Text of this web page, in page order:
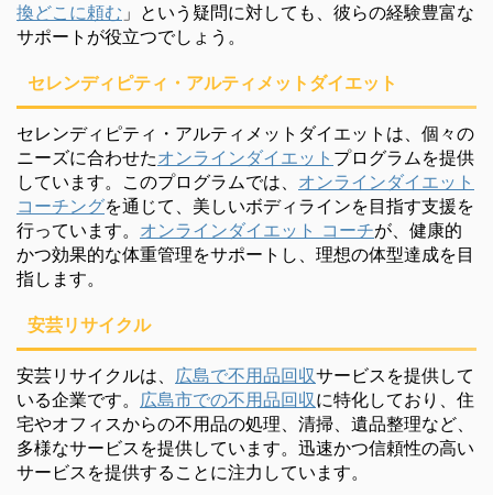
換どこに頼む 」という疑問に対しても、彼らの経験豊富な
サポートが役立つでしょう。
セレンディピティ・アルティメットダイエット
セレンディピティ・アルティメットダイエットは、個々の
ニーズに合わせたオンラインダイエット プログラムを提供
しています。このプログラムでは、 オンラインダイエット
コーチングを通じて、美しいボディラインを目指す支援を
行っています。 オンラインダイエット コーチが、健康的
かつ効果的な体重管理をサポートし、理想の体型達成を目
指します。
安芸リサイクル
安芸リサイクルは、 広島で不用品回収サービスを提供して
いる企業です。 広島市での不用品回収に特化しており、住
宅やオフィスからの不用品の処理、清掃、遺品整理など、
多様なサービスを提供しています。迅速かつ信頼性の高い
サービスを提供することに注力しています。